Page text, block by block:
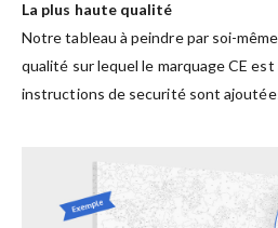
La plus haute qualité
Notre tableau à peindre par soi-
qualité sur lequel le marquage CE
instructions de securité sont